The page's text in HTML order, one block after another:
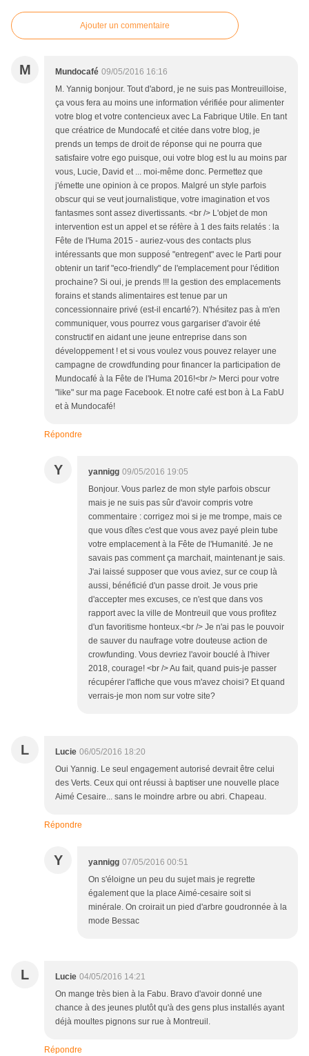
Ajouter un commentaire
M Mundocafé 09/05/2016 16:16
M. Yannig bonjour. Tout d'abord, je ne suis pas Montreuilloise,
ça vous fera au moins une information vérifiée pour alimenter
votre blog et votre contencieux avec La Fabrique Utile. En tant
que créatrice de Mundocafé et citée dans votre blog, je
prends un temps de droit de réponse qui ne pourra que
satisfaire votre ego puisque, oui votre blog est lu au moins par
vous, Lucie, David et ... moi-même donc. Permettez que
j'émette une opinion à ce propos. Malgré un style parfois
obscur qui se veut journalistique, votre imagination et vos
fantasmes sont assez divertissants. <br /> L'objet de mon
intervention est un appel et se réfère à 1 des faits relatés : la
Fête de l'Huma 2015 - auriez-vous des contacts plus
intéressants que mon supposé "entregent" avec le Parti pour
obtenir un tarif "eco-friendly" de l'emplacement pour l'édition
prochaine? Si oui, je prends !!! la gestion des emplacements
forains et stands alimentaires est tenue par un
concessionnaire privé (est-il encarté?). N'hésitez pas à m'en
communiquer, vous pourrez vous gargariser d'avoir été
constructif en aidant une jeune entreprise dans son
développement ! et si vous voulez vous pouvez relayer une
campagne de crowdfunding pour financer la participation de
Mundocafé à la Fête de l'Huma 2016!<br /> Merci pour votre
"like" sur ma page Facebook. Et notre café est bon à La FabU
et à Mundocafé!
Répondre
Y yannigg 09/05/2016 19:05
Bonjour. Vous parlez de mon style parfois obscur
mais je ne suis pas sûr d'avoir compris votre
commentaire : corrigez moi si je me trompe, mais ce
que vous dîtes c'est que vous avez payé plein tube
votre emplacement à la Fête de l'Humanité. Je ne
savais pas comment ça marchait, maintenant je sais.
J'ai laissé supposer que vous aviez, sur ce coup là
aussi, bénéficié d'un passe droit. Je vous prie
d'accepter mes excuses, ce n'est que dans vos
rapport avec la ville de Montreuil que vous profitez
d'un favoritisme honteux.<br /> Je n'ai pas le pouvoir
de sauver du naufrage votre douteuse action de
crowfunding. Vous devriez l'avoir bouclé à l'hiver
2018, courage! <br /> Au fait, quand puis-je passer
récupérer l'affiche que vous m'avez choisi? Et quand
verrais-je mon nom sur votre site?
L Lucie 06/05/2016 18:20
Oui Yannig. Le seul engagement autorisé devrait être celui
des Verts. Ceux qui ont réussi à baptiser une nouvelle place
Aimé Cesaire... sans le moindre arbre ou abri. Chapeau.
Répondre
Y yannigg 07/05/2016 00:51
On s'éloigne un peu du sujet mais je regrette
également que la place Aimé-cesaire soit si
minérale. On croirait un pied d'arbre goudronnée à la
mode Bessac
L Lucie 04/05/2016 14:21
On mange très bien à la Fabu. Bravo d'avoir donné une
chance à des jeunes plutôt qu'à des gens plus installés ayant
déjà moultes pignons sur rue à Montreuil.
Répondre